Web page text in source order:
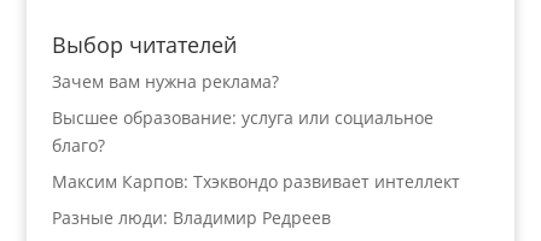
Выбор читателей
Зачем вам нужна реклама?
Высшее образование: услуга или социальное
благо?
Максим Карпов: Тхэквондо развивает интеллект
Разные люди: Владимир Редреев